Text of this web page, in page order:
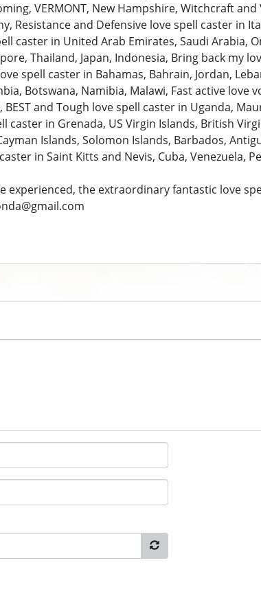
VERMONT, New Hampshire, Witchcraft
Resistance and Defensive love spell caster in
caster in United Arab Emirates, Saudi Arabia,
Thailand, Japan, Indonesia, Bring back my
spell caster in Bahamas, Bahrain, Jordan,
Botswana, Namibia, Malawi, Fast active love
BEST and Tough love spell caster in Uganda,
caster in Grenada, US Virgin Islands, British
Islands, Solomon Islands, Barbados,
in Saint Kitts and Nevis, Cuba, Venezuela,
experienced, the extraordinary fantastic love